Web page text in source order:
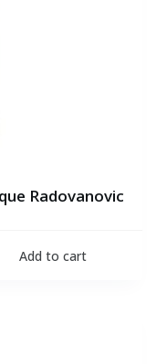
Radovanovic
Add to cart